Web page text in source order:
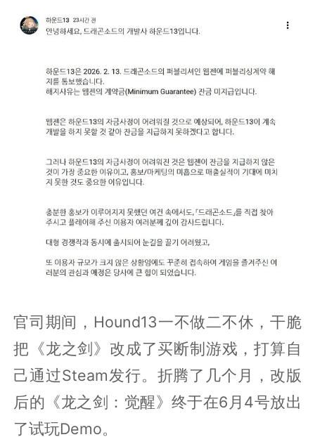
官司期间，Hound13一不做二不休，干脆
把《龙之剑》改成了买断制游戏，打算自
己通过Steam发行。折腾了几个月，改版
后的《龙之剑：觉醒》终于在6月4号放出
了试玩Demo。